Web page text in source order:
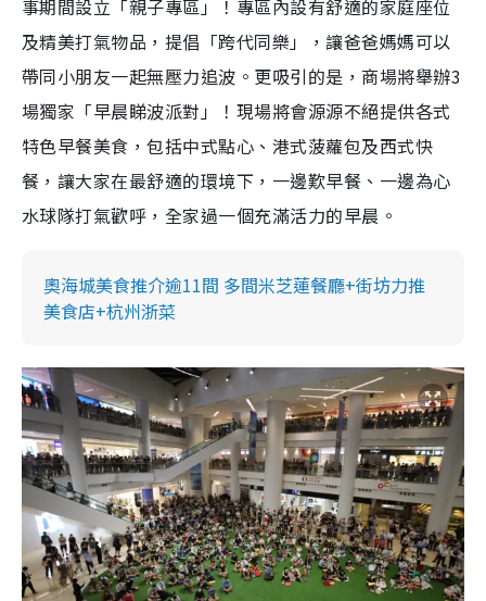
事期間設立「親子專區」！專區內設有舒適的家庭座位
及精美打氣物品，提倡「跨代同樂」，讓爸爸媽媽可以
帶同小朋友一起無壓力追波。更吸引的是，商場將舉辦3
場獨家「早晨睇波派對」！現場將會源源不絕提供各式
特色早餐美食，包括中式點心、港式菠蘿包及西式快
餐，讓大家在最舒適的環境下，一邊歎早餐、一邊為心
水球隊打氣歡呼，全家過一個充滿活力的早晨。
奧海城美食推介逾11間 多間米芝蓮餐廳+街坊力推
美食店+杭州浙菜